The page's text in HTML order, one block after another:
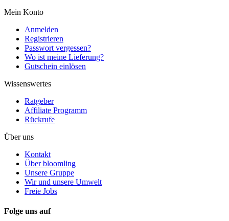
Mein Konto
Anmelden
Registrieren
Passwort vergessen?
Wo ist meine Lieferung?
Gutschein einlösen
Wissenswertes
Ratgeber
Affiliate Programm
Rückrufe
Über uns
Kontakt
Über bloomling
Unsere Gruppe
Wir und unsere Umwelt
Freie Jobs
Folge uns auf